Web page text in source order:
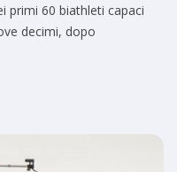
primi 60 biathleti capaci
decimi, dopo